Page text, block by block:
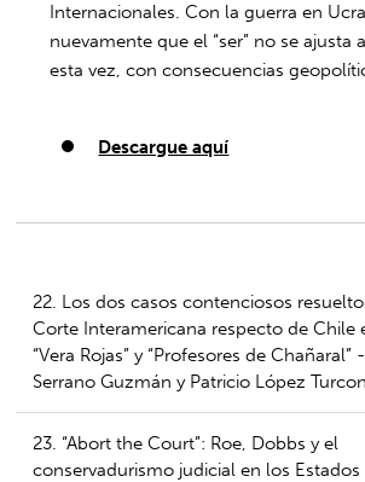
Internacionales. Con la guerra en
nuevamente que el “ser” no se ajusta
esta vez, con consecuencias
Descargue aquí
22. Los dos casos contenciosos
Corte Interamericana respecto de Chile
“Vera Rojas” y “Profesores de Chañaral”
Serrano Guzmán y Patricio López
23. “Abort the Court”: Roe, Dobbs y el
conservadurismo judicial en los